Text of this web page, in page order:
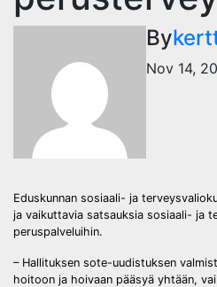
By
Nov 14,
Eduskunnan sosiaali- ja
ja vaikuttavia satsauksia sosiaali- ja
peruspalveluihin.
– Hallituksen sote-uudistuksen
hoitoon ja hoivaan pääsyä yhtään,